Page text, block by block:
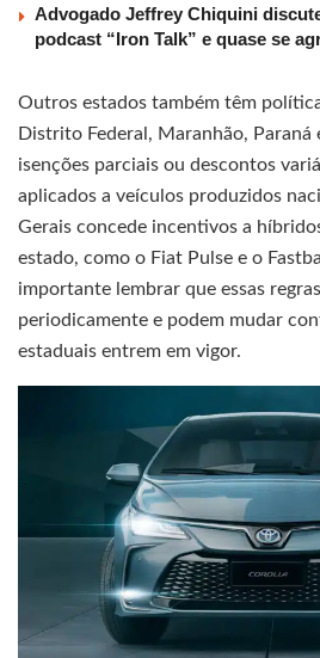
Advogado Jeffrey Chiquini
podcast “Iron Talk” e quase se
Outros estados também têm
Distrito Federal, Maranhão, Paraná
isenções parciais ou descontos
aplicados a veículos produzidos
Gerais concede incentivos a
estado, como o Fiat Pulse e o
importante lembrar que essas
periodicamente e podem mudar
estaduais entrem em vigor.